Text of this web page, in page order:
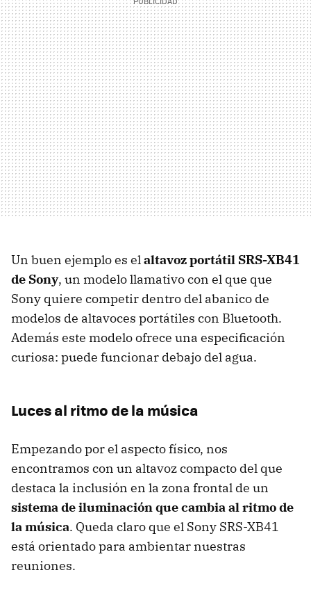
Un buen ejemplo es elaltavoz portátil SRS-XB41
de Sony, un modelo llamativo con el que que
Sony quiere competir dentro del abanico de
modelos de altavoces portátiles con Bluetooth.
Además este modelo ofrece una especificación
curiosa: puede funcionar debajo del agua.
Luces al ritmo de la música
Empezando por el aspecto físico, nos
encontramos con un altavoz compacto del que
destaca la inclusión en la zona frontal de un
sistema de iluminación que cambia al ritmo de
la música. Queda claro que el Sony SRS-XB41
está orientado para ambientar nuestras
reuniones.